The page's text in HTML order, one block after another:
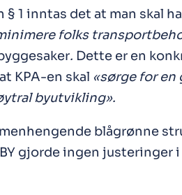
1 inntas det at man skal
folks
. Dette er en
KPA-en skal «sørge for en
byutvikling».
blågrønne
gjorde ingen justeringer